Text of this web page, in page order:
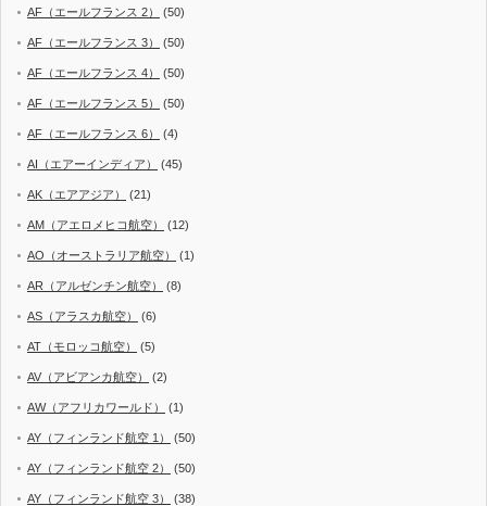
AF（エールフランス 2） (50)
AF（エールフランス 3） (50)
AF（エールフランス 4） (50)
AF（エールフランス 5） (50)
AF（エールフランス 6） (4)
AI（エアーインディア） (45)
AK（エアアジア） (21)
AM（アエロメヒコ航空） (12)
AO（オーストラリア航空） (1)
AR（アルゼンチン航空） (8)
AS（アラスカ航空） (6)
AT（モロッコ航空） (5)
AV（アビアンカ航空） (2)
AW（アフリカワールド） (1)
AY（フィンランド航空 1） (50)
AY（フィンランド航空 2） (50)
AY（フィンランド航空 3） (38)